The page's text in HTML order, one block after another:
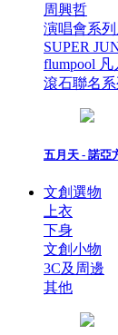
周興哲
演唱會系
SUPER
flumpool 凡
滾石聯名系
五月天 - 諾亞
文創選物
上衣
下身
文創小物
3C及周邊
其他